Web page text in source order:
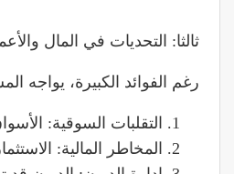
ثالثا: التحديات في المال
رغم الفوائد الكبيرة، يواجه
التقلبات السوقية:
المخاطر المالية: